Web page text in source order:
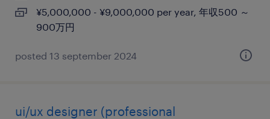
¥5,000,000 - ¥9,000,000 per year, 年収500 ～
900万円
posted 13 september 2024
ui/ux designer (professional